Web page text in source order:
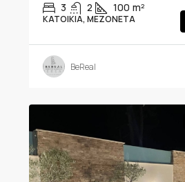
3 2 100 m²
ΚΑΤΟΙΚΊΑ, ΜΕΖΟΝΈΤΑ
BeReal